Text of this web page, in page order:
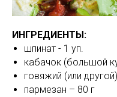
ИНГРЕДИЕНТЫ:
шпинат - 1 уп.
кабачок (большой
говяжий (или
пармезан – 80 г